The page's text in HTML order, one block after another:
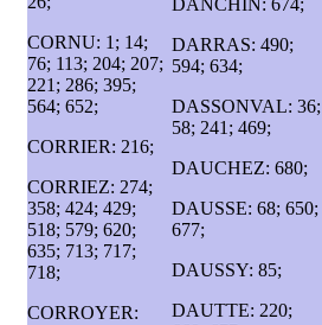
CORNU: 1; 14;
76; 113; 204; 207;
221; 286; 395;
564; 652;
CORRIER: 216;
CORRIEZ: 274;
358; 424; 429;
518; 579; 620;
635; 713; 717;
718;
CORROYER:
DARRAS: 490;
594; 634;
DASSONVAL: 36;
58; 241; 469;
DAUCHEZ: 680;
DAUSSE: 68; 650;
677;
DAUSSY: 85;
DAUTTE: 220;